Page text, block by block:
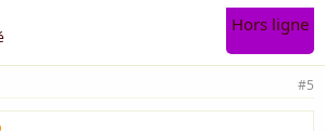
Hors ligne
#5